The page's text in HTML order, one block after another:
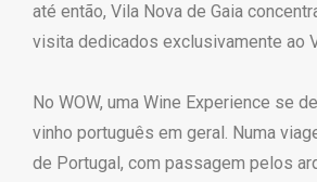
até então, Vila Nova de Gaia
visita dedicados exclusivamente ao
No WOW, uma Wine Experience se
vinho português em geral. Numa
de Portugal, com passagem pelos